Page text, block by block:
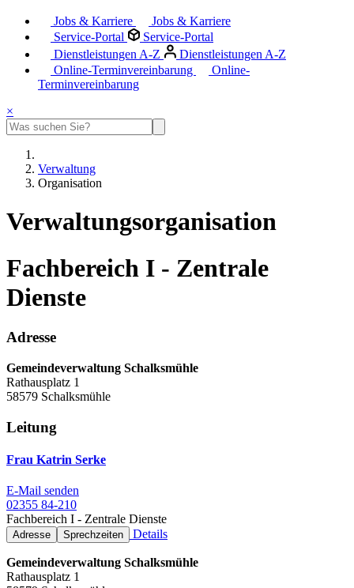
Jobs & Karriere
Jobs & Karriere
Service-Portal
Service-Portal
Dienstleistungen A-Z
Dienstleistungen A-Z
Online-Terminvereinbarung
Online-
Terminvereinbarung
×
Verwaltung
Organisation
Verwaltungsorganisation
Fachbereich I - Zentrale
Dienste
Adresse
Gemeindeverwaltung Schalksmühle
Rathausplatz 1
58579 Schalksmühle
Leitung
Frau Katrin Serke
E-Mail senden
02355 84-210
Fachbereich I - Zentrale Dienste
Adresse Sprechzeiten Details
Gemeindeverwaltung Schalksmühle
Rathausplatz 1